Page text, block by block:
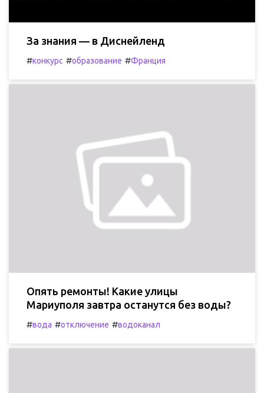
За знания — в Диснейленд
#конкурс #образование #Франция
Опять ремонты! Какие улицы
Мариуполя завтра останутся без воды?
#вода #отключение #водоканал